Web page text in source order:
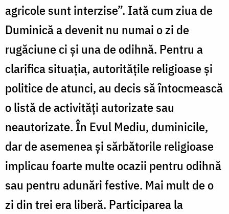
agricole sunt interzise”. Iată cum ziua de
Duminică a devenit nu numai o zi de
rugăciune ci şi una de odihnă. Pentru a
clarifica situația, autoritățile religioase și
politice de atunci, au decis să întocmească
o listă de activități autorizate sau
neautorizate. În Evul Mediu, duminicile,
dar de asemenea şi sărbătorile religioase
implicau foarte multe ocazii pentru odihnă
sau pentru adunări festive. Mai mult de o
zi din trei era liberă. Participarea la